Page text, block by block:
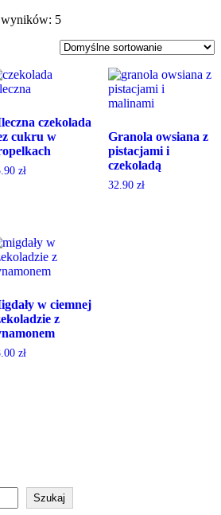
5
czekolada
cukru w
zł
Granola owsiana z
pistacjami i
czekoladą
32.90zł
w ciemnej
z
zł
Szukaj